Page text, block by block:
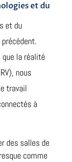
et du
et du
la réalité
nous
travail
à
des salles de
comme